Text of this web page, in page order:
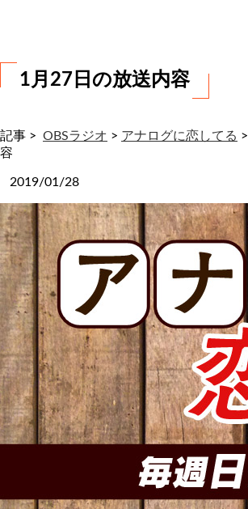
1月27日の放送内容
記事 > OBSラジオ > アナログに恋してる >
容
2019/01/28